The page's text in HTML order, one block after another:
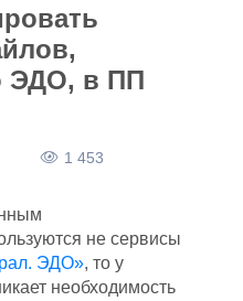
ЭДО, в ПП
1 453
не сервисы
ЭДО», то у
необходимость